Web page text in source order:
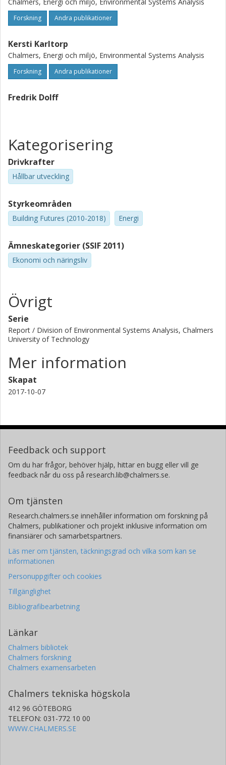
Forskning Andra publikationer
Kersti Karltorp
Chalmers, Energi och miljö, Environmental Systems Analysis
Forskning Andra publikationer
Fredrik Dolff
Kategorisering
Drivkrafter
Hållbar utveckling
Styrkeområden
Building Futures (2010-2018) Energi
Ämneskategorier (SSIF 2011)
Ekonomi och näringsliv
Övrigt
Serie
Report / Division of Environmental Systems Analysis, Chalmers
University of Technology
Mer information
Skapat
2017-10-07
Feedback och support
Om du har frågor, behöver hjälp, hittar en bugg eller vill ge
feedback når du oss på research.lib@chalmers.se.
Om tjänsten
Research.chalmers.se innehåller information om forskning på
Chalmers, publikationer och projekt inklusive information om
finansiärer och samarbetspartners.
Läs mer om tjänsten, täckningsgrad och vilka som kan se
informationen
Personuppgifter och cookies
Tillgänglighet
Bibliografibearbetning
Länkar
Chalmers bibliotek
Chalmers forskning
Chalmers examensarbeten
Chalmers tekniska högskola
412 96 GÖTEBORG
TELEFON: 031-772 10 00
WWW.CHALMERS.SE